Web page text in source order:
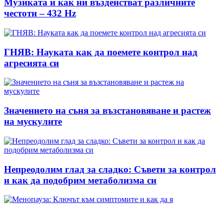
Музиката и как ни въздействат различните
честоти – 432 Hz
ГНЯВ: Науката как да поемете контрол над
агресията си
Значението на съня за възстановяване и растеж
на мускулите
Непреодолим глад за сладко: Съвети за контрол
и как да подобрим метаболизма си